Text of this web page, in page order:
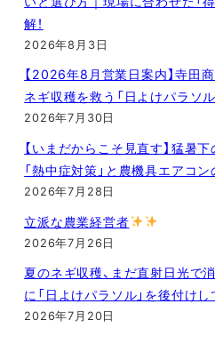
解！
2026年8月3日
【2026年8月営業日案内】寺田
ネギ収穫を救う「日よけパラソル
2026年7月30日
【いまだからこそ見直す】猛暑
「熱中症対策」と農機具エアコ
2026年7月28日
立派な農業経営者
2026年7月26日
夏のネギ収穫、まだ直射日光で
に「日よけパラソル」を後付け
2026年7月20日